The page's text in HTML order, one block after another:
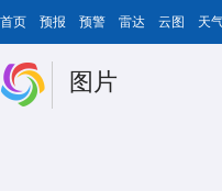
首页 预报 预警 雷达 云图 天
图片